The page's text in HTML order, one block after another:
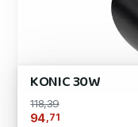
KONIC 30W
118,39
94 ,71